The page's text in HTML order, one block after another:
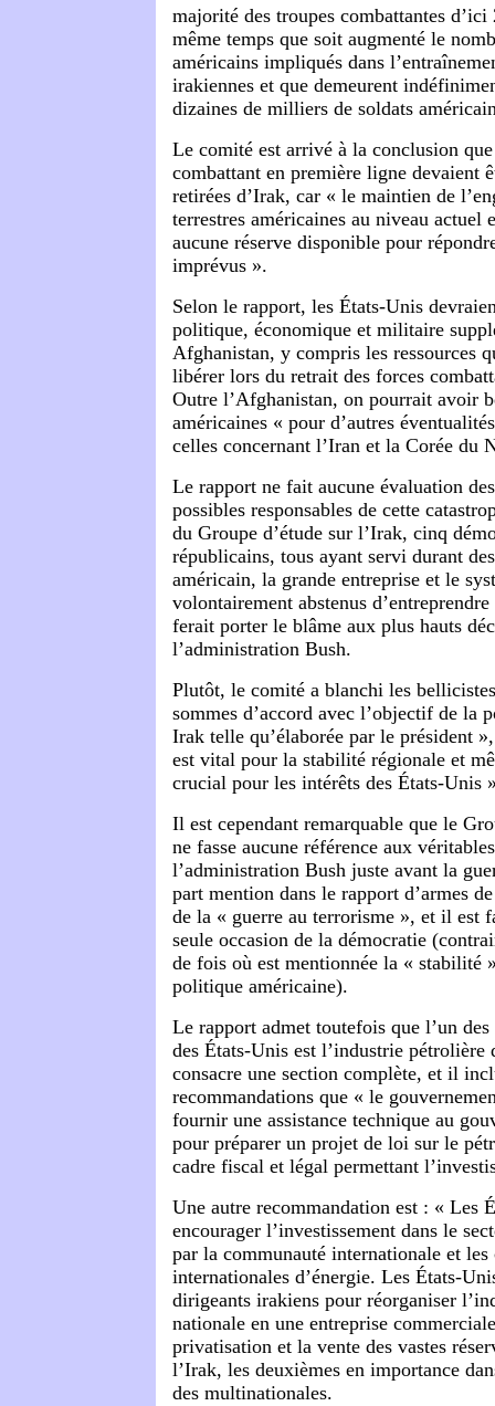
majorité des troupes combattantes
même temps que soit augmenté le
américains impliqués dans
irakiennes et que demeurent
dizaines de milliers de soldats
Le comité est arrivé à la conclusion
combattant en première ligne devaient
retirées d’Irak, car « le maintien de
terrestres américaines au niveau actuel
aucune réserve disponible pour
imprévus ».
Selon le rapport, les États-Unis
politique, économique et militaire
Afghanistan, y compris les ressources
libérer lors du retrait des forces
Outre l’Afghanistan, on pourrait avoir
américaines « pour d’autres
celles concernant l’Iran et la Corée du
Le rapport ne fait aucune évaluation
possibles responsables de cette
du Groupe d’étude sur l’Irak, cinq
républicains, tous ayant servi durant
américain, la grande entreprise et le
volontairement abstenus
ferait porter le blâme aux plus hauts
l’administration Bush.
Plutôt, le comité a blanchi les
sommes d’accord avec l’objectif de la
Irak telle qu’élaborée par le président
est vital pour la stabilité régionale et
crucial pour les intérêts des États-Unis
Il est cependant remarquable que le
ne fasse aucune référence aux
l’administration Bush juste avant la
part mention dans le rapport d’armes
de la « guerre au terrorisme », et il est
seule occasion de la démocratie
de fois où est mentionnée la « stabilité
politique américaine).
Le rapport admet toutefois que l’un
des États-Unis est l’industrie
consacre une section complète, et il
recommandations que « le
fournir une assistance technique au
pour préparer un projet de loi sur le
cadre fiscal et légal permettant
Une autre recommandation est : « Les
encourager l’investissement dans le
par la communauté internationale et les
internationales d’énergie. Les États-
dirigeants irakiens pour réorganiser
nationale en une entreprise
privatisation et la vente des vastes
l’Irak, les deuxièmes en importance
des multinationales.